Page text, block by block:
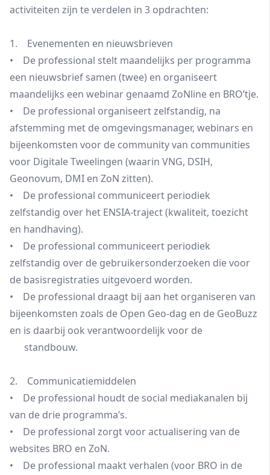
activiteiten zijn te verdelen in 3 opdrachten:
1. Evenementen en nieuwsbrieven
• De professional stelt maandelijks per programma
een nieuwsbrief samen (twee) en organiseert
maandelijks een webinar genaamd ZoNline en BRO’tje.
• De professional organiseert zelfstandig, na
afstemming met de omgevingsmanager, webinars en
bijeenkomsten voor de community van communities
voor Digitale Tweelingen (waarin VNG, DSIH,
Geonovum, DMI en ZoN zitten).
• De professional communiceert periodiek
zelfstandig over het ENSIA-traject (kwaliteit, toezicht
en handhaving).
• De professional communiceert periodiek
zelfstandig over de gebruikersonderzoeken die voor
de basisregistraties uitgevoerd worden.
• De professional draagt bij aan het organiseren van
bijeenkomsten zoals de Open Geo-dag en de GeoBuzz
en is daarbij ook verantwoordelijk voor de
standbouw.
2. Communicatiemiddelen
• De professional houdt de social mediakanalen bij
van de drie programma’s.
• De professional zorgt voor actualisering van de
websites BRO en ZoN.
• De professional maakt verhalen (voor BRO in de